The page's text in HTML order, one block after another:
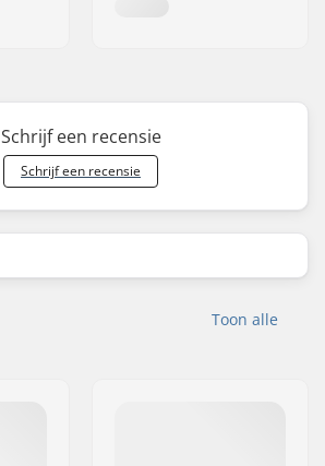
Schrijf een recensie
Schrijf een recensie
Toon alle